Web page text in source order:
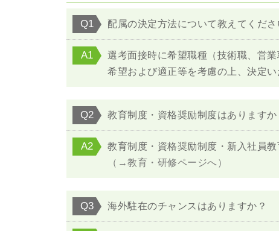
Q1 配属の決定方法について教えてくださ
A1
選考面接時に希望職種（技術職、営
希望および適正等を考慮の上、決定い
Q2 教育制度・資格奨励制度はあります
A2
教育制度・資格奨励制度・新入社員
（→教育・研修ページへ）
Q3 海外駐在のチャンスはありますか？